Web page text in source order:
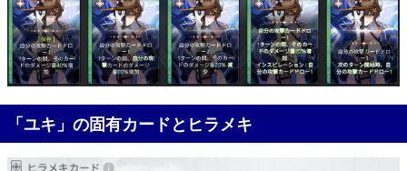
「ユキ」の固有カードとヒラメキ